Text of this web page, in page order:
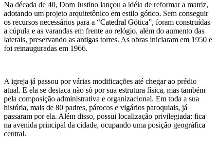
Na década de 40, Dom Justino lançou a idéia de reformar a matriz,
adotando um projeto arquitetônico em estilo gótico. Sem conseguir
os recursos necessários para a “Catedral Gótica”, foram construídas
a cúpula e as varandas em frente ao relógio, além do aumento das
laterais, preservando as antigas torres. As obras iniciaram em 1950 e
foi reinauguradas em 1966.
A igreja já passou por várias modificações até chegar ao prédio
atual. E ela se destaca não só por sua estrutura física, mas também
pela composição administrativa e organizacional. Em toda a sua
história, mais de 80 padres, párocos e vigários paroquiais, já
passaram por ela. Além disso, possui localização privilegiada: fica
na avenida principal da cidade, ocupando uma posição geográfica
central.